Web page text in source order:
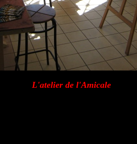
L'atelier de l'Amicale